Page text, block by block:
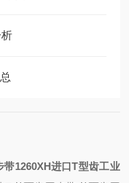
1260XH进口T型齿工业